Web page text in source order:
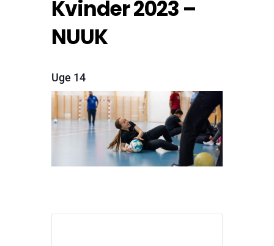
Kvinder 2023 –
NUUK
Uge 14